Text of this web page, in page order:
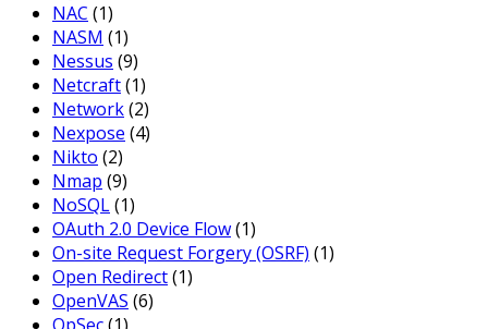
NAC (1)
NASM (1)
Nessus (9)
Netcraft(1)
Network(2)
Nexpose (4)
Nikto (2)
Nmap (9)
NoSQL(1)
OAuth 2.0 Device Flow(1)
On-site Request Forgery (OSRF) (1)
Open Redirect(1)
OpenVAS (6)